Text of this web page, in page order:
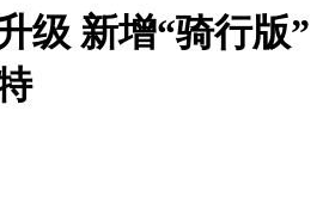
级 新增“骑行版”